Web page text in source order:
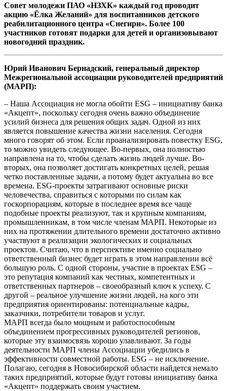
Совет молодежи ПАО «НЗХК» каждый год проводит
акцию «Ёлка Желаний» для воспитанников детского
реабилитационного центра «Снегири». Более 100
участников готовят подарки для детей и организовывают
новогодний праздник.
Юрий Иванович Бернадский, генеральный директор
Межрегиональной ассоциации руководителей предприятий
(МАРП):
– Наша Ассоциация не могла обойти ESG – инициативу банка
«Акцепт», поскольку сегодня очень важно объединение
усилий бизнеса для решения общих задач. Одной из них
является повышение качества жизни населения. Сегодня
много говорят об этом. Если проанализировать повестку ESG,
то можно увидеть следующее. Во-первых, она полностью
направлена на то, чтобы сделать жизнь людей лучше. Во-
вторых, она позволяет достигать конкретных целей, решая
четко поставленные задачи, а потому будет актуальна во все
времена. ESG-проекты затрагивают основные риски
человечества, справиться с которыми по силам как
госкорпорациям, которые в последнее время все чаще
подобные проекты реализуют, так и крупным компаниям,
промышленникам, в том числе членам МАРП. Некоторые из
них на протяжении длительного времени достаточно активно
участвуют в реализации экологических и социальных
проектов. Считаю, что в перспективе именно социально
ответственный бизнес будет играть в этом направлении всё
большую роль. С одной стороны, участие в проектах ESG –
это репутация компаний как честных, компетентных и
ответственных партнеров – своеобразный ключ к успеху. С
другой – реальное улучшение жизни людей, на кого эти
предприятия ориентированы: потенциальные кадры,
заказчики, потребители товаров и услуг.
МАРП всегда было мощным и работоспособным
объединением прогрессивных руководителей регионов,
которые эту взаимосвязь хорошо улавливают. За годы
деятельности МАРП члены Ассоциации убедились в
эффективности совместной работы. ESG – не исключение.
Полагаю, сегодня в Новосибирской области найдется немало
таких предприятий, которые будут готовы инициативу банка
«Акцепт» поддержать своим участием.